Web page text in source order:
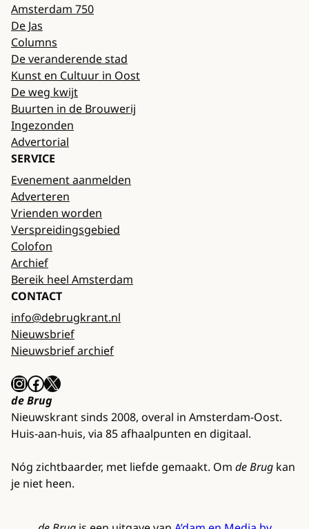
Amsterdam 750
De Jas
Columns
De veranderende stad
Kunst en Cultuur in Oost
De weg kwijt
Buurten in de Brouwerij
Ingezonden
Advertorial
SERVICE
Evenement aanmelden
Adverteren
Vrienden worden
Verspreidingsgebied
Colofon
Archief
Bereik heel Amsterdam
CONTACT
info@debrugkrant.nl
Nieuwsbrief
Nieuwsbrief archief
InstagramFacebook X
de Brug
Nieuwskrant sinds 2008, overal in Amsterdam-Oost.
Huis-aan-huis, via 85 afhaalpunten en digitaal.
Nóg zichtbaarder, met liefde gemaakt. Om de Brug kan
je niet heen.